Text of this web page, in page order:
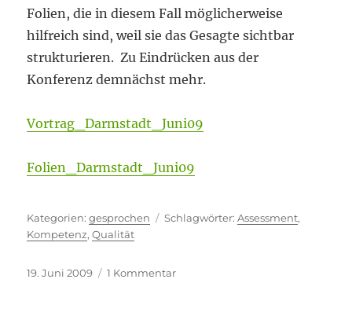
Folien, die in diesem Fall möglicherweise
hilfreich sind, weil sie das Gesagte sichtbar
strukturieren. Zu Eindrücken aus der
Konferenz demnächst mehr.
Vortrag_Darmstadt_Juni09
Folien_Darmstadt_Juni09
Kategorien
gesprochen Schlagwörter
Assessment,
Kompetenz,Qualität
Veröffentlicht
19. Juni 2009 1 Kommentarzu